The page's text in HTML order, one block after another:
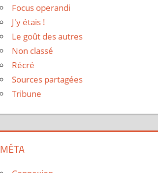
Focus operandi
J'y étais !
Le goût des autres
Non classé
Récré
Sources partagées
Tribune
MÉTA